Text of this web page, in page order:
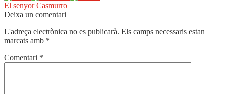
Navegació
d'entrades
Entrada
anterior:
El senyor Casmurro
Deixa un comentari
L'adreça electrònica no es publicarà. Els camps necessaris estan
marcats amb *
Comentari *